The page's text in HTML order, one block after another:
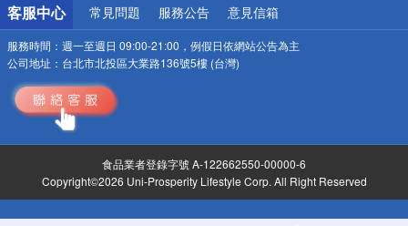
客服中心 常見問題 服務公告 意見信箱
服務時間： 週一至週日 09:00-21:00，例假日依網站公告為主
公司地址： 台北市北投區大業路136號5樓 (台灣)
食品業者登錄字號 A-122662550-00000-6
Copyright©2026 Uni-Prosperity Lifestyle Corp. All Right Reserved